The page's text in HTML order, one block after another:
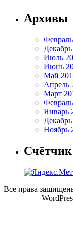
Архивы
Июль
Июнь
Май
Апрель
Март
Январь
Ноябрь
Счётчик
Все права